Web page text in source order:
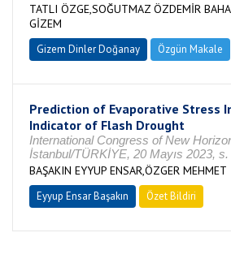
TATLI ÖZGE,SOĞUTMAZ ÖZDEMİR
GİZEM
Gizem Dinler Doğanay Özgün Makale
Prediction of Evaporative Stress
Indicator of Flash Drought
International Congress of New
İstanbul/TÜRKİYE, 20 Mayıs 2023,
BAŞAKIN EYYUP ENSAR,ÖZGER MEHMET
Eyyup Ensar Başakın Özet Bildiri